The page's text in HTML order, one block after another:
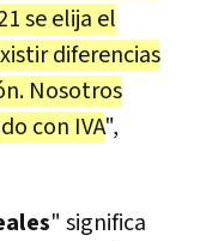
se elija el
diferencias
Nosotros
con IVA",
" significa